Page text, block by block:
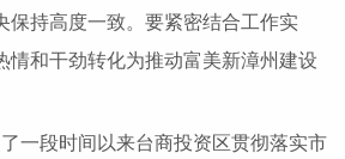
保持高度一致。要紧密结合工作实
情和干劲转化为推动富美新漳州建设
段时间以来台商投资区贯彻落实市